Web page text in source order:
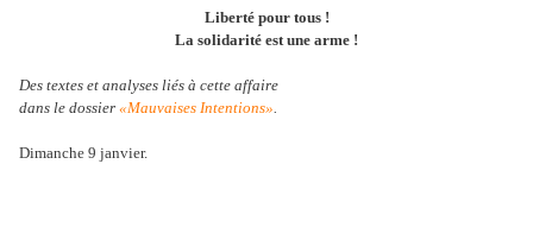
Liberté pour tous !
La solidarité est une arme !
Des textes et analyses liés à cette affaire
dans le dossier «Mauvaises Intentions».
Dimanche 9 janvier.